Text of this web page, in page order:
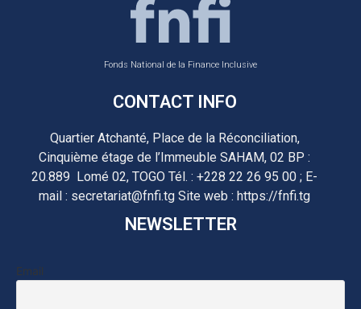
Fonds National de la Finance Inclusive
CONTACT INFO
Quartier Atchanté, Place de la Réconciliation,
Cinquième étage de l’Immeuble SAHAM, 02 BP :
20.889 Lomé 02, TOGO Tél. : +228 22 26 95 00 ; E-
mail : secretariat@fnfi.tg Site web : https://fnfi.tg
NEWSLETTER
Email